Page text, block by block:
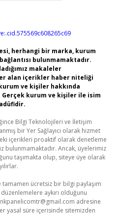
herhangi bir marka, kurum
bulunmamaktadır.
makaleler
alan içerikler haber niteliği
ve kişiler hakkında
Gerçek kurum ve kişiler ile isim
Bilgi Teknolojileri ve İletişim
bir Yer Sağlayıcı olarak hizmet
içerikleri proaktif olarak denetleme
bulunmamaktadır. Ancak, üyelerimiz
taşımakta olup, siteye üye olarak
tamamen ücretsiz bir bilgi paylaşım
aykırı olduğunu
adresine
yasal süre içerisinde sitemizden